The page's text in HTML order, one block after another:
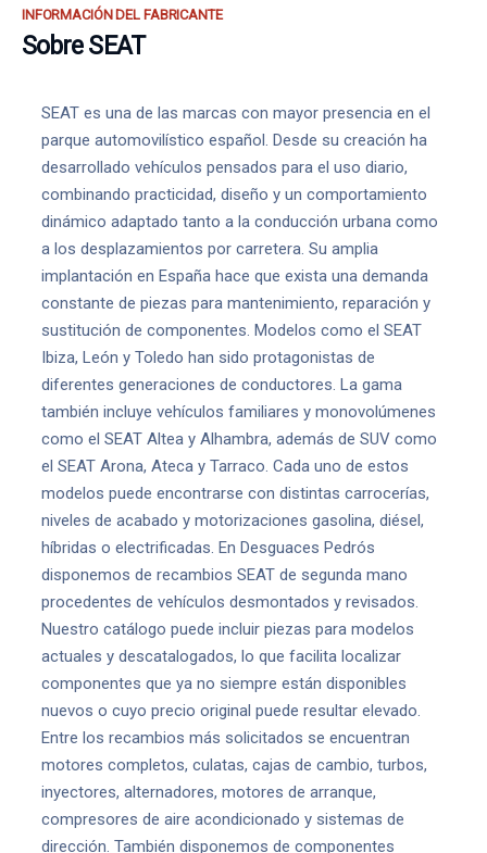
INFORMACIÓN DEL FABRICANTE
Sobre SEAT
SEAT es una de las marcas con mayor presencia en el
parque automovilístico español. Desde su creación ha
desarrollado vehículos pensados para el uso diario,
combinando practicidad, diseño y un comportamiento
dinámico adaptado tanto a la conducción urbana como
a los desplazamientos por carretera. Su amplia
implantación en España hace que exista una demanda
constante de piezas para mantenimiento, reparación y
sustitución de componentes. Modelos como el SEAT
Ibiza, León y Toledo han sido protagonistas de
diferentes generaciones de conductores. La gama
también incluye vehículos familiares y monovolúmenes
como el SEAT Altea y Alhambra, además de SUV como
el SEAT Arona, Ateca y Tarraco. Cada uno de estos
modelos puede encontrarse con distintas carrocerías,
niveles de acabado y motorizaciones gasolina, diésel,
híbridas o electrificadas. En Desguaces Pedrós
disponemos de recambios SEAT de segunda mano
procedentes de vehículos desmontados y revisados.
Nuestro catálogo puede incluir piezas para modelos
actuales y descatalogados, lo que facilita localizar
componentes que ya no siempre están disponibles
nuevos o cuyo precio original puede resultar elevado.
Entre los recambios más solicitados se encuentran
motores completos, culatas, cajas de cambio, turbos,
inyectores, alternadores, motores de arranque,
compresores de aire acondicionado y sistemas de
dirección. También disponemos de componentes